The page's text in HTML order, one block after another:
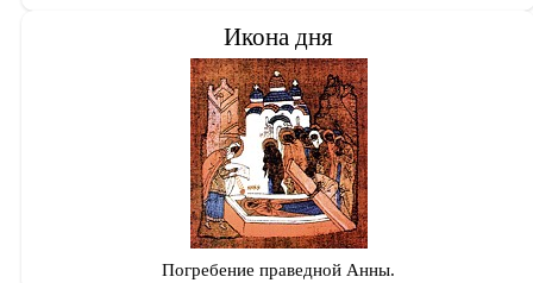
Икона дня
Погребение праведной Анны.